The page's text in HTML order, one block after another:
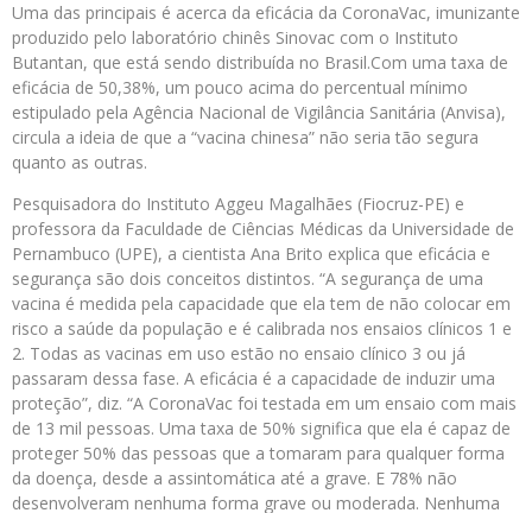
Uma das principais é acerca da eficácia da CoronaVac, imunizante
produzido pelo laboratório chinês Sinovac com o Instituto
Butantan, que está sendo distribuída no Brasil.Com uma taxa de
eficácia de 50,38%, um pouco acima do percentual mínimo
estipulado pela Agência Nacional de Vigilância Sanitária (Anvisa),
circula a ideia de que a “vacina chinesa” não seria tão segura
quanto as outras.
Pesquisadora do Instituto Aggeu Magalhães (Fiocruz-PE) e
professora da Faculdade de Ciências Médicas da Universidade de
Pernambuco (UPE), a cientista Ana Brito explica que eficácia e
segurança são dois conceitos distintos. “A segurança de uma
vacina é medida pela capacidade que ela tem de não colocar em
risco a saúde da população e é calibrada nos ensaios clínicos 1 e
2. Todas as vacinas em uso estão no ensaio clínico 3 ou já
passaram dessa fase. A eficácia é a capacidade de induzir uma
proteção”, diz. “A CoronaVac foi testada em um ensaio com mais
de 13 mil pessoas. Uma taxa de 50% significa que ela é capaz de
proteger 50% das pessoas que a tomaram para qualquer forma
da doença, desde a assintomática até a grave. E 78% não
desenvolveram nenhuma forma grave ou moderada. Nenhuma